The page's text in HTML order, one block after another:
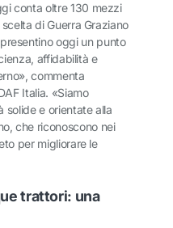
conta oltre 130 mezzi
di Guerra Graziano
oggi un punto
affidabilità e
commenta
Italia. «Siamo
solide e orientate alla
che riconoscono nei
per migliorare le
trattori: una